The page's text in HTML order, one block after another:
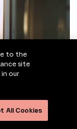
to the
site
in our
All Cookies